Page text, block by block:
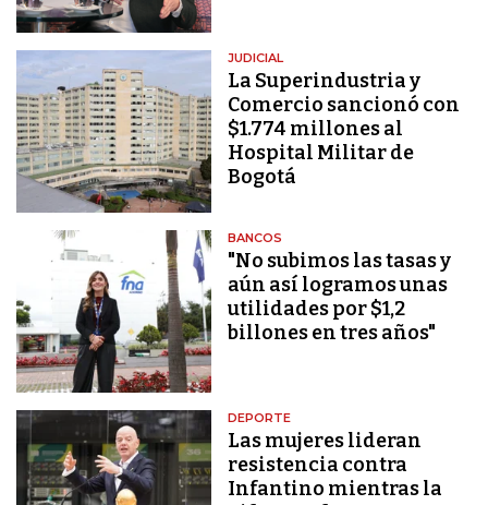
JUDICIAL
La Superindustria y
Comercio sancionó con
$1.774 millones al
Hospital Militar de
Bogotá
BANCOS
"No subimos las tasas y
aún así logramos unas
utilidades por $1,2
billones en tres años"
DEPORTE
Las mujeres lideran
resistencia contra
Infantino mientras la